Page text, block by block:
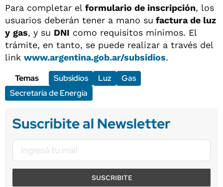
Para completar el formulario de inscripción, los
usuarios deberán tener a mano su factura de luz
y gas, y su DNI como requisitos mínimos. El
trámite, en tanto, se puede realizar a través del
link www.argentina.gob.ar/subsidios.
Temas
Subsidios Luz
Gas
Secretaría de Energía
Suscribite al Newsletter
SUSCRIBITE